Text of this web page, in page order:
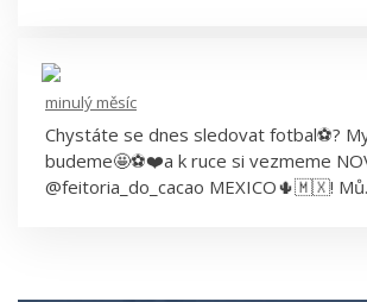
minulý měsíc
Chystáte se dnes sledovat fotbal⚽️?
budeme🤩⚽️❤️a k ruce si vezmeme
@feitoria_do_cacao MEXICO🌵🇲🇽!